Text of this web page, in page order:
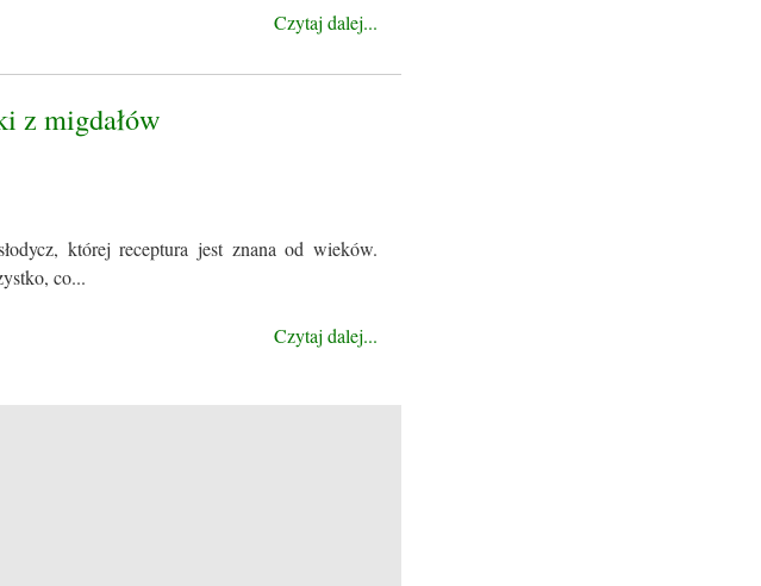
Czytaj dalej...
z migdałów
której receptura jest znana od wieków.
co...
Czytaj dalej...